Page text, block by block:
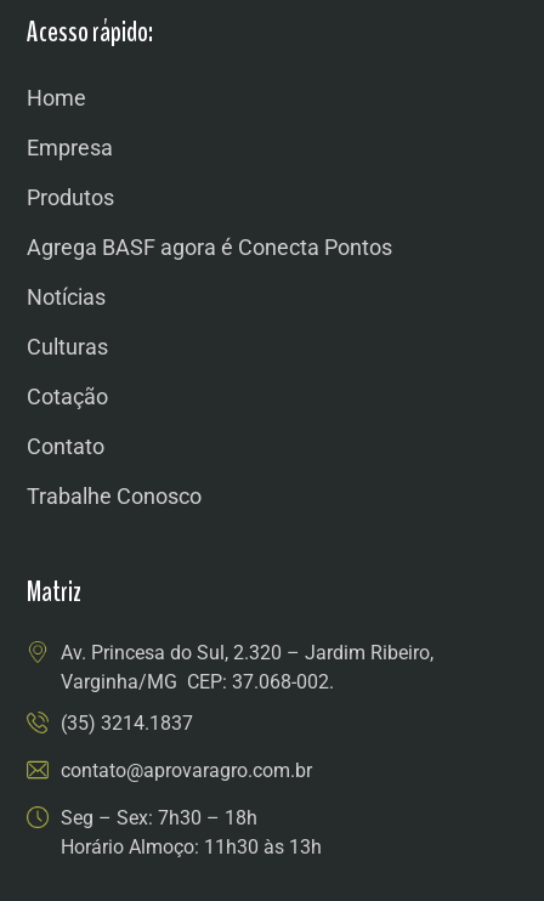
Acesso rápido:
Home
Empresa
Produtos
Agrega BASF agora é Conecta Pontos
Notícias
Culturas
Cotação
Contato
Trabalhe Conosco
Matriz
Av. Princesa do Sul, 2.320 – Jardim Ribeiro,
Varginha/MG CEP: 37.068-002.
(35) 3214.1837
contato@aprovaragro.com.br
Seg – Sex: 7h30 – 18h
Horário Almoço: 11h30 às 13h